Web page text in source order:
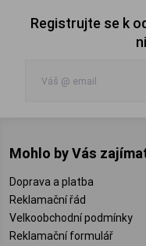
Registrujte se k
Mohlo by Vás
Doprava a platba
Reklamační řád
Velkoobchodní podmínky
Reklamační formulář